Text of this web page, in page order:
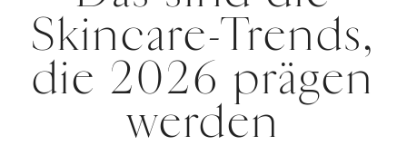
Skincare-Trends,
die 2026 prägen
werden